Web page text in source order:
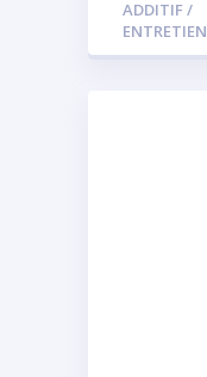
ADDITIF /
ENTRETIEN